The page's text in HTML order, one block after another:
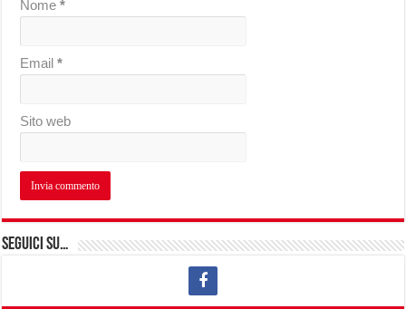
Nome*
Email*
Sito web
Seguici su…